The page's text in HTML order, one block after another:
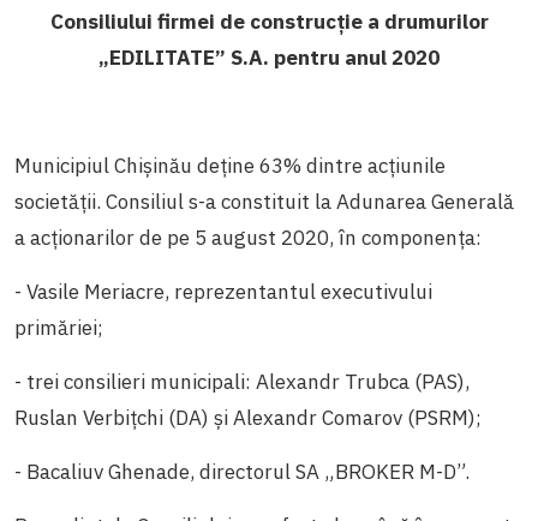
Consiliului firmei de construcție a drumurilor
„EDILITATE” S.A. pentru anul 2020
Municipiul Chișinău deține 63% dintre acțiunile
societății. Consiliul s-a constituit la Adunarea Generală
a acționarilor de pe 5 august 2020, în componența:
- Vasile Meriacre, reprezentantul executivului
primăriei;
- trei consilieri municipali: Alexandr Trubca (PAS),
Ruslan Verbițchi (DA) și Alexandr Comarov (PSRM);
- Bacaliuv Ghenade, directorul SA „BROKER M-D”.